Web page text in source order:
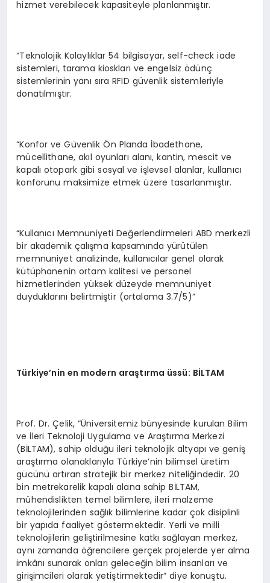
hizmet verebilecek kapasiteyle planlanmıştır.
“Teknolojik Kolaylıklar 54 bilgisayar, self-check iade
sistemleri, tarama kioskları ve engelsiz ödünç
sistemlerinin yanı sıra RFID güvenlik sistemleriyle
donatılmıştır.
“Konfor ve Güvenlik Ön Planda İbadethane,
mücellithane, akıl oyunları alanı, kantin, mescit ve
kapalı otopark gibi sosyal ve işlevsel alanlar, kullanıcı
konforunu maksimize etmek üzere tasarlanmıştır.
“Kullanıcı Memnuniyeti Değerlendirmeleri ABD merkezli
bir akademik çalışma kapsamında yürütülen
memnuniyet analizinde, kullanıcılar genel olarak
kütüphanenin ortam kalitesi ve personel
hizmetlerinden yüksek düzeyde memnuniyet
duyduklarını belirtmiştir (ortalama 3.7/5)”
Türkiye’nin en modern araştırma üssü: BİLTAM
Prof. Dr. Çelik, “Üniversitemiz bünyesinde kurulan Bilim
ve İleri Teknoloji Uygulama ve Araştırma Merkezi
(BİLTAM), sahip olduğu ileri teknolojik altyapı ve geniş
araştırma olanaklarıyla Türkiye’nin bilimsel üretim
gücünü artıran stratejik bir merkez niteliğindedir. 20
bin metrekarelik kapalı alana sahip BİLTAM,
mühendislikten temel bilimlere, ileri malzeme
teknolojilerinden sağlık bilimlerine kadar çok disiplinli
bir yapıda faaliyet göstermektedir. Yerli ve milli
teknolojilerin geliştirilmesine katkı sağlayan merkez,
aynı zamanda öğrencilere gerçek projelerde yer alma
imkânı sunarak onları geleceğin bilim insanları ve
girişimcileri olarak yetiştirmektedir” diye konuştu.